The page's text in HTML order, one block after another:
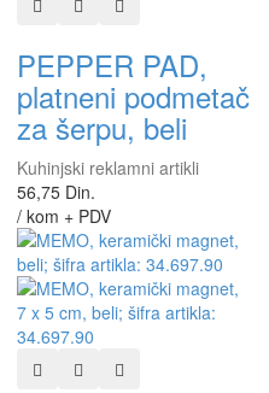
PEPPER PAD,
platneni podmetač
za šerpu, beli
Kuhinjski reklamni artikli
56,75 Din.
/ kom + PDV
Dodaj u listu želja
Dodaj u listu za